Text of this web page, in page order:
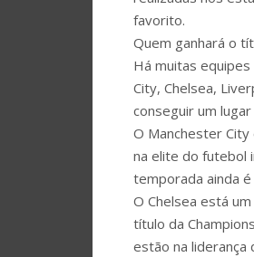
favorito.
Quem ganhará o
Há muitas
City, Chelsea,
conseguir um
O Manchester
na elite do futebol
temporada ainda
O Chelsea está
título da
estão na liderança